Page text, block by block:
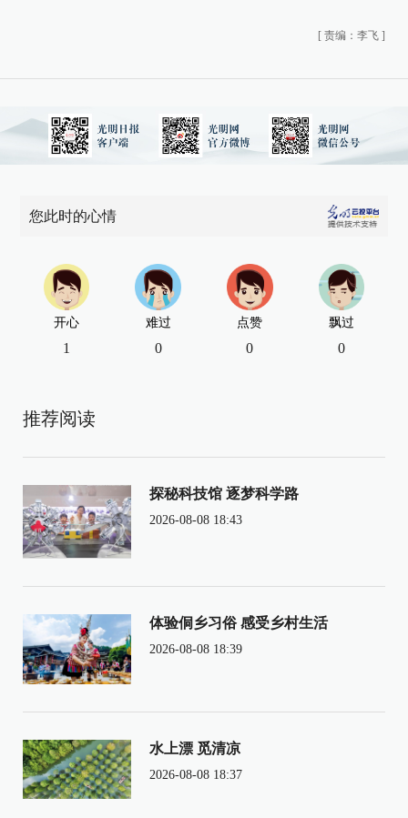
[ 责编：李飞 ]
您此时的心情
开心
1
难过
0
点赞
0
飘过
0
推荐阅读
探秘科技馆 逐梦科学路
2026-08-08 18:43
体验侗乡习俗 感受乡村生活
2026-08-08 18:39
水上漂 觅清凉
2026-08-08 18:37